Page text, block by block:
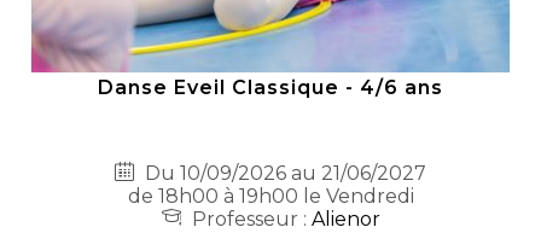
Danse Eveil Classique - 4/6 ans
Du 10/09/2026 au 21/06/2027
de 18h00 à 19h00 le Vendredi
Professeur : Alienor